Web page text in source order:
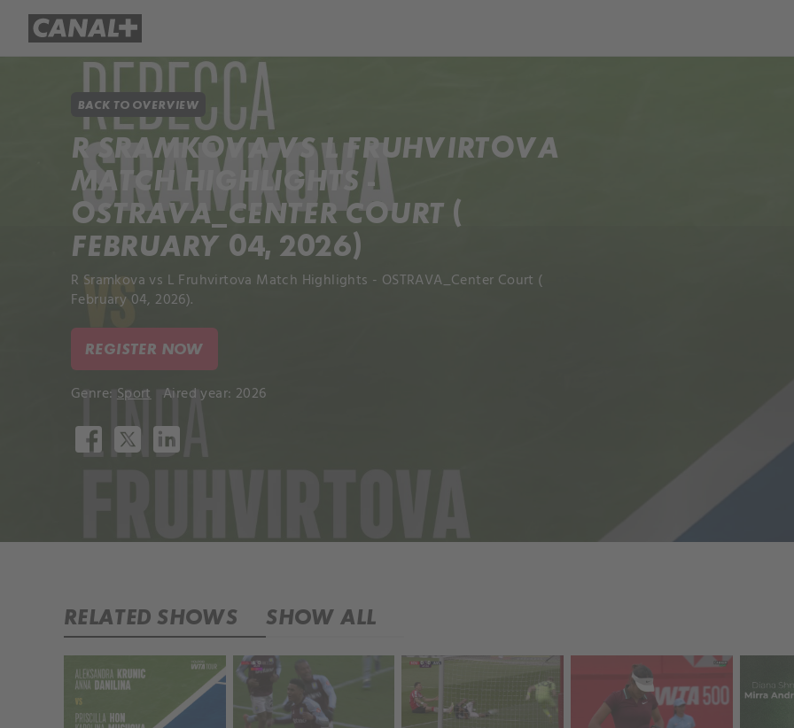
BACK TO OVERVIEW
R SRAMKOVA VS L FRUHVIRTOVA
MATCH HIGHLIGHTS -
OSTRAVA_CENTER COURT (
FEBRUARY 04, 2026)
R Sramkova vs L Fruhvirtova Match Highlights - OSTRAVA_Center Court (
February 04, 2026).
REGISTER NOW
Genre: Sport Aired year: 2026
RELATED SHOWS SHOW ALL